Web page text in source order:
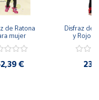
de Ratona
mujer
€
Disfraz de
y Rojo